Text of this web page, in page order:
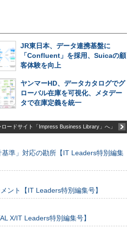
JR東日本、データ連携基盤に
「Confluent」を採用、Suicaの顧
客体験を向上
ヤンマーHD、データカタログでグ
ローバル在庫を可視化、メタデー
タで在庫定義を統一
ロードサイト「Impress Business Library」へ」
準」対応の勘所【IT Leaders特別編集
ント【IT Leaders特別編集号】
X/IT Leaders特別編集号】